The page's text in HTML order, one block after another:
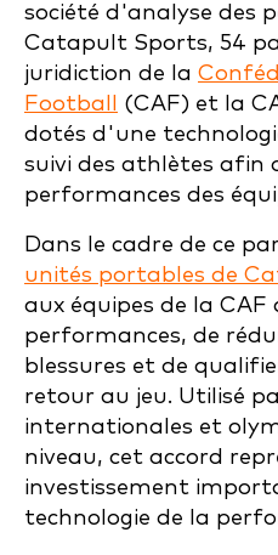
société d'analyse des
Catapult Sports, 54
juridiction de la
Football
(CAF) et la
dotés d'une
suivi des athlètes afin
performances des
Dans le cadre de ce
unités portables de
aux équipes de la
performances, de
blessures et de
retour au jeu. Utilisé
internationales et
niveau, cet accord
investissement
technologie de la